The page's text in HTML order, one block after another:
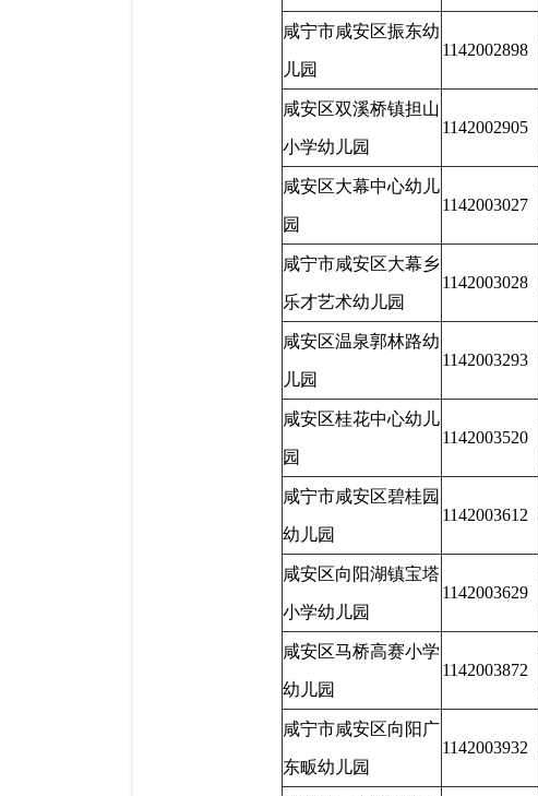
咸宁市咸安区振东幼
儿园
1142002898
咸安区双溪桥镇担山
小学幼儿园
1142002905
咸安区大幕中心幼儿
园
1142003027
咸宁市咸安区大幕乡
乐才艺术幼儿园
1142003028
咸安区温泉郭林路幼
儿园
1142003293
咸安区桂花中心幼儿
园
1142003520
咸宁市咸安区碧桂园
幼儿园
1142003612
咸安区向阳湖镇宝塔
小学幼儿园
1142003629
咸安区马桥高赛小学
幼儿园
1142003872
咸宁市咸安区向阳广
东畈幼儿园
1142003932